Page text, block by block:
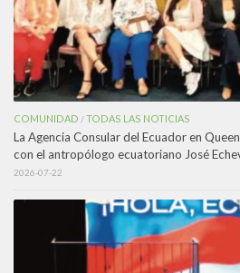
COMUNIDAD /TODAS LAS NOTICIAS
La Agencia Consular del Ecuador en
con el antropólogo ecuatoriano José
2026-07-22